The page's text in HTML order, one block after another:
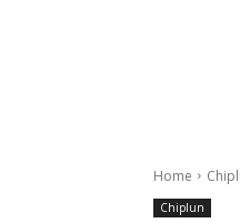
Home
Chiplun